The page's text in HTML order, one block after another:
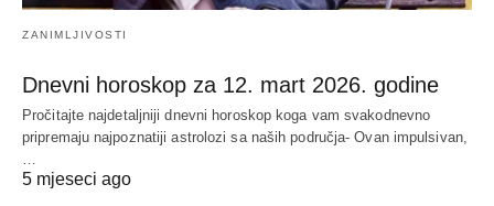
ZANIMLJIVOSTI
Dnevni horoskop za 12. mart 2026. godine
Pročitajte najdetaljniji dnevni horoskop koga vam svakodnevno
pripremaju najpoznatiji astrolozi sa naših područja- Ovan impulsivan,
5 mjeseci ago